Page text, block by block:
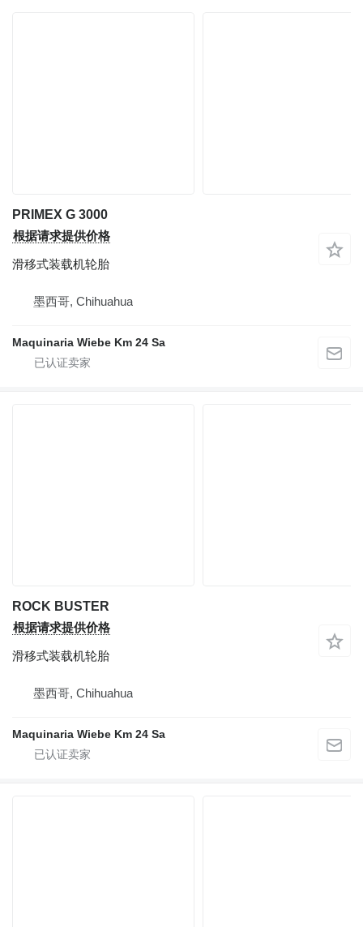
PRIMEX G 3000
根据请求提供价格
滑移式装载机轮胎
墨西哥, Chihuahua
Maquinaria Wiebe Km 24 Sa
ROCK BUSTER
根据请求提供价格
滑移式装载机轮胎
墨西哥, Chihuahua
Maquinaria Wiebe Km 24 Sa